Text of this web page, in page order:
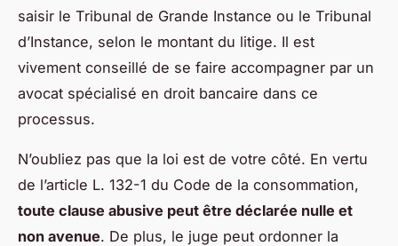
saisir le Tribunal de Grande Instance ou le Tribunal
d’Instance, selon le montant du litige. Il est
vivement conseillé de se faire accompagner par un
avocat spécialisé en droit bancaire dans ce
processus.
N’oubliez pas que la loi est de votre côté. En vertu
de l’article L. 132-1 du Code de la consommation,
toute clause abusive peut être déclarée nulle et
non avenue. De plus, le juge peut ordonner la